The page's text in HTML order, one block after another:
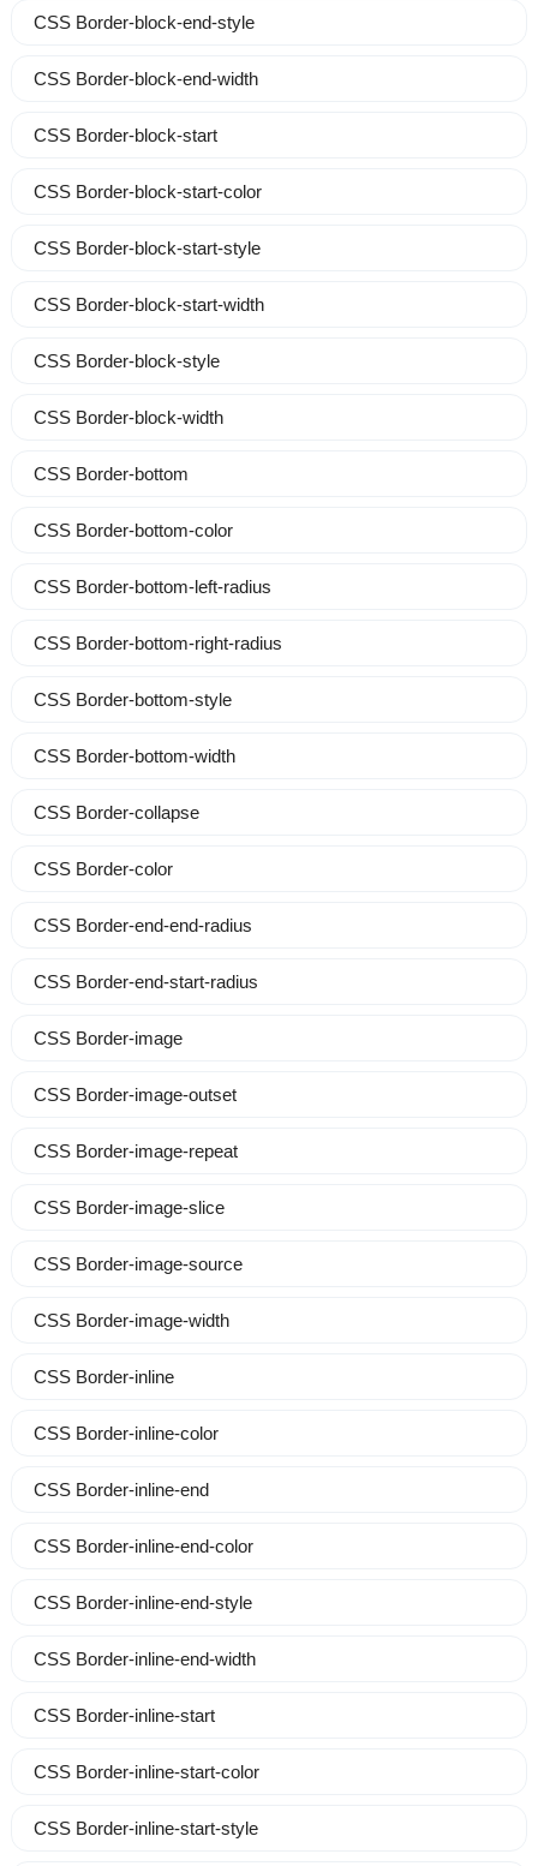
CSS Border-block-end-style
CSS Border-block-end-width
CSS Border-block-start
CSS Border-block-start-color
CSS Border-block-start-style
CSS Border-block-start-width
CSS Border-block-style
CSS Border-block-width
CSS Border-bottom
CSS Border-bottom-color
CSS Border-bottom-left-radius
CSS Border-bottom-right-radius
CSS Border-bottom-style
CSS Border-bottom-width
CSS Border-collapse
CSS Border-color
CSS Border-end-end-radius
CSS Border-end-start-radius
CSS Border-image
CSS Border-image-outset
CSS Border-image-repeat
CSS Border-image-slice
CSS Border-image-source
CSS Border-image-width
CSS Border-inline
CSS Border-inline-color
CSS Border-inline-end
CSS Border-inline-end-color
CSS Border-inline-end-style
CSS Border-inline-end-width
CSS Border-inline-start
CSS Border-inline-start-color
CSS Border-inline-start-style